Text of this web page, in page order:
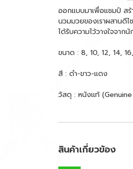
ออกแบบมาเพื่อแชมป์ ส
นวมมวยของเราผสานดี
ได้รับความไว้วางใจจาก
ขนาด : 8, 10, 12, 14,
สี : ดำ-ขาว-แดง
วัสดุ : หนังแท้
สินค้าเกี่ยวข้อง